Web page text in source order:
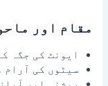
مقام اور
ایونٹ کی جگہ
سیٹوں کی آرام